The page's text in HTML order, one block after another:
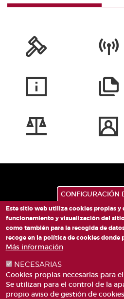
PLAZA DE SAN
CONFIGURACIÓN
Este sitio web utiliza cookies propias y
funcionamiento y visualización del
como también para la recogida de
recoge en la política de cookies donde
Más información
NECESARIAS
Cookies propias necesarias para
Se utilizan para el control de la
propio aviso de gestión de